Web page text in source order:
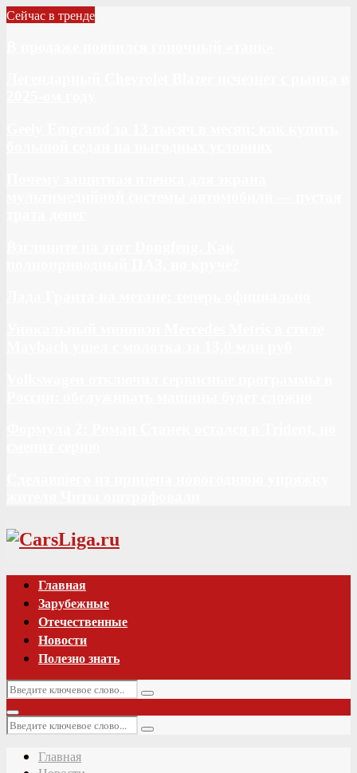
Сейчас в тренде
Vk
Главная
Зарубежные
Отечественные
Новости
Полезно знать
Искать:
Поиск
Основное
меню
Искать:
Поиск
Главная